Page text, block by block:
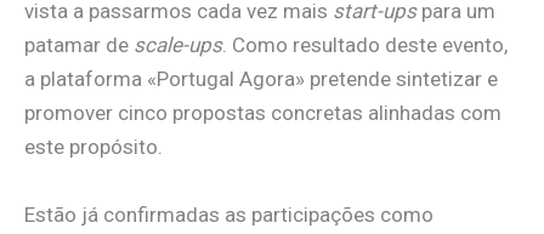
vista a passarmos cada vez mais start-upspara um
patamar de scale-ups. Como resultado deste evento,
a plataforma «Portugal Agora» pretende sintetizar e
promover cinco propostas concretas alinhadas com
este propósito.
Estão já confirmadas as participações como